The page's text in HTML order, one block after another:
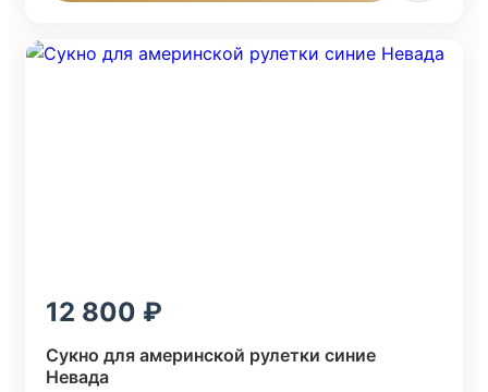
12 800
Сукно для америнской рулетки синие
Невада